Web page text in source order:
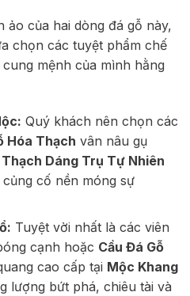
ảo của hai dòng đá gỗ này,
chọn các tuyệt phẩm chế
mệnh của mình hằng
Quý khách nên chọn các
Hóa Thạch vân nâu gụ
Thạch Dáng Trụ Tự Nhiên
cố nền móng sự
Tuyệt vời nhất là các viên
cạnh hoặc Cầu Đá Gỗ
cao cấp tại Mộc Khang
lượng bứt phá, chiêu tài và